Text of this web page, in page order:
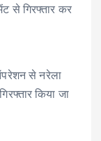
से गिरफ्तार कर
से नरेला
किया जा